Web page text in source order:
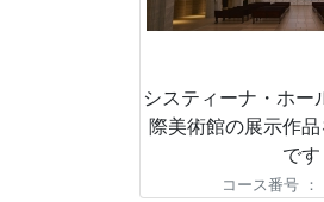
システィーナ・ホー
際美術館の展示作
です
コース番号 ：